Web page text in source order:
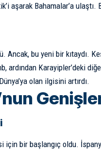
aşarak Bahamalar’a ulaştı.
Ancak, bu yeni bir kıtaydı.
ardından Karayipler’deki
olan ilgisini artırdı.
bir başlangıç oldu.